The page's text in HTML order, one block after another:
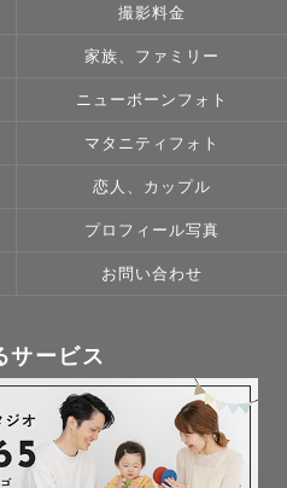
撮影料金
家族、ファミリー
ニューボーンフォト
マタニティフォト
恋人、カップル
プロフィール写真
お問い合わせ
サービス